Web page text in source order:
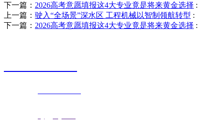
下一篇： 2026高考意愿填报这4大专业竟是将来黄金选择 :
上一篇： 驶入“全场景”深水区 工程机械以智制领航转型 :
下一篇： 2026高考意愿填报这4大专业竟是将来黄金选择 :